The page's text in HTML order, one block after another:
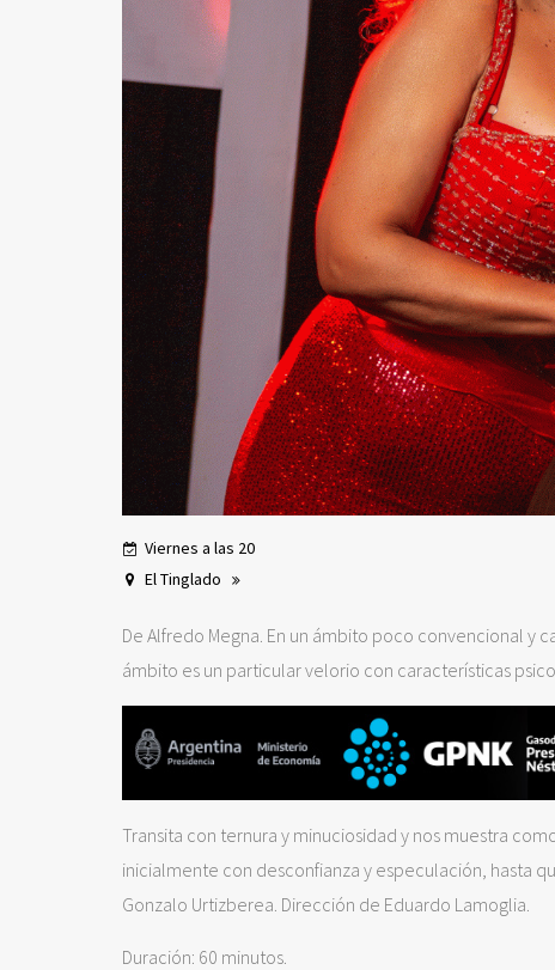
Viernes a las 20
El Tinglado
De Alfredo Megna. En un ámbito poco convencional y
ámbito es un particular velorio con características
Transita con ternura y minuciosidad y nos muestra
inicialmente con desconfianza y especulación, hasta
Gonzalo Urtizberea. Dirección de Eduardo Lamoglia.
Duración: 60 minutos.